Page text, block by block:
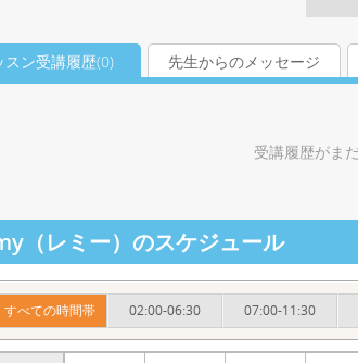
スン受講履歴(0) 先生からのメッセージ
受講履歴がま
（レミー）のスケジュール
すべての時間帯 02:00-06:30 07:00-11:30